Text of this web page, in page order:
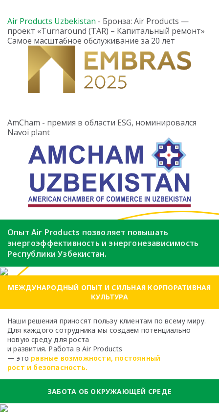
Air Products Uzbekistan - Бронза: Air Products —
проект «Turnaround (TAR) – Капитальный ремонт»
Самое масштабное обслуживание за 20 лет
AmCham - премия в области ESG, номинировался
Navoi plant
Опыт Air Products позволяет повышать
энергоэффективность и энергонезависимость
Республики Узбекистан.
МЕЖДУНАРОДНЫЙ ОПЫТ И СИЛЬНАЯ КОРПОРАТИВНАЯ
КУЛЬТУРА
Наши решения приносят пользу клиентам по всему миру.
Для каждого сотрудника мы создаем потенциально
новую среду для роста
и развития. Работа в Air Products
— это равные возможности, постоянный
рост и безопасность.
ЗАБОТА ОБ ОКРУЖАЮЩЕЙ СРЕДЕ